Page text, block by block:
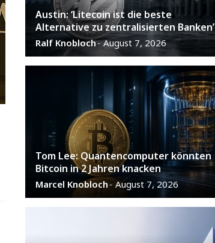
Austin: ‘Litecoin ist die beste
Alternative zu zentralisierten Banken’
Ralf Knobloch- August 7, 2026
Tom Lee: Quantencomputer könnten
Bitcoin in 2 Jahren knacken
Marcel Knobloch- August 7, 2026